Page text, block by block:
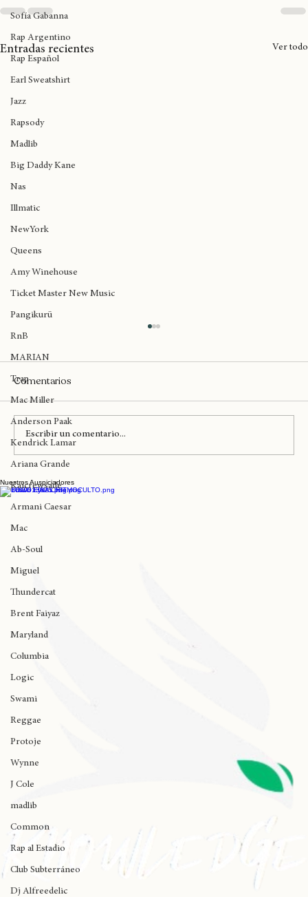
W Lounge Sessions
Sofía Gabanna
Rap Argentino
Rap Español
Earl Sweatshirt
Jazz
Rapsody
Madlib
Big Daddy Kane
Nas
Illmatic
NewYork
Queens
Amy Winehouse
Ticket Master New Music
Pangikurü
RnB
MARIAN
Trap
Mac Miller
Anderson Paak
Kendrick Lamar
Ariana Grande
Kaicrewsade
Armani Caesar
Mac
Ab-Soul
Miguel
Thundercat
Brent Faiyaz
Maryland
Columbia
Logic
Swami
Reggae
Protoje
Wynne
J Cole
madlib
Common
Rap al Estadio
Club Subterráneo
Comentarios
Escribir un comentario...
Nuestros Auspiciadores